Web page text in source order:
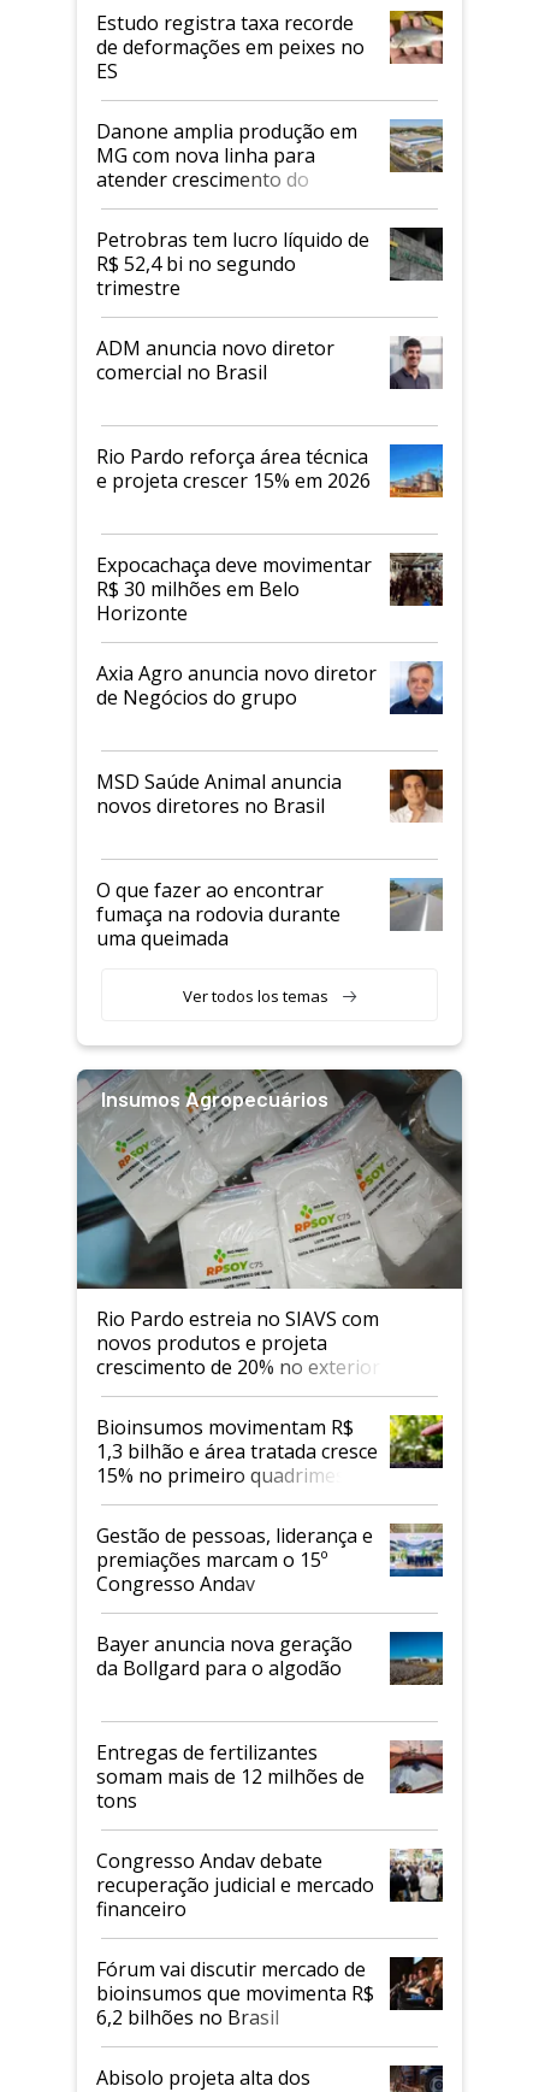
Estudo registra taxa recorde
de deformações em peixes no
ES
Danone amplia produção em
MG com nova linha para
atender crescimento do
mercado de alimentos
proteicos
Petrobras tem lucro líquido de
R$ 52,4 bi no segundo
trimestre
ADM anuncia novo diretor
comercial no Brasil
Rio Pardo reforça área técnica
e projeta crescer 15% em 2026
Expocachaça deve movimentar
R$ 30 milhões em Belo
Horizonte
Axia Agro anuncia novo diretor
de Negócios do grupo
MSD Saúde Animal anuncia
novos diretores no Brasil
O que fazer ao encontrar
fumaça na rodovia durante
uma queimada
Ver todos los temas
Insumos Agropecuários
Rio Pardo estreia no SIAVS com
novos produtos e projeta
crescimento de 20% no exterior
Bioinsumos movimentam R$
1,3 bilhão e área tratada cresce
15% no primeiro quadrimestre
de 2026
Gestão de pessoas, liderança e
premiações marcam o 15º
Congresso Andav
Bayer anuncia nova geração
da Bollgard para o algodão
Entregas de fertilizantes
somam mais de 12 milhões de
tons
Congresso Andav debate
recuperação judicial e mercado
financeiro
Fórum vai discutir mercado de
bioinsumos que movimenta R$
6,2 bilhões no Brasil
Abisolo projeta alta dos